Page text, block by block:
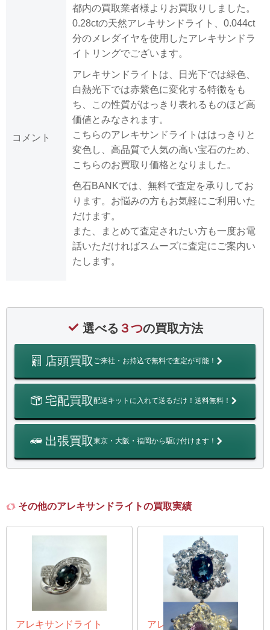
コメント
都内の買取業者様よりお買取りしました。
0.28ctの天然アレキサンドライト、0.044ct
分のメレダイヤを使用したアレキサンドラ
イトリングでございます。
アレキサンドライトは、日光下では緑色、
白熱光下では赤紫色に変化する特徴をも
ち、この性質がはっきり表れるものほど高
価値とみなされます。
こちらのアレキサンドライトははっきりと
変色し、高品質で人気の高い宝石のため、
こちらのお買取り価格となりました。
色石BANKでは、無料で査定を承りしてお
ります。お悩みの方もお気軽にご利用いた
だけます。
また、まとめて査定されたい方も一度お電
話いただければスムーズに査定にご案内い
たします。
選べる ３つの買取方法
店頭買取 ご来社・お持込で無料で査定が可能！
宅配買取配送キットに入れて送るだけ！送料無料！
出張買取東京・大阪・福岡から駆け付けます！
その他のアレキサンドライトの買取実績
アレキサンドライト
アレキサンドライト